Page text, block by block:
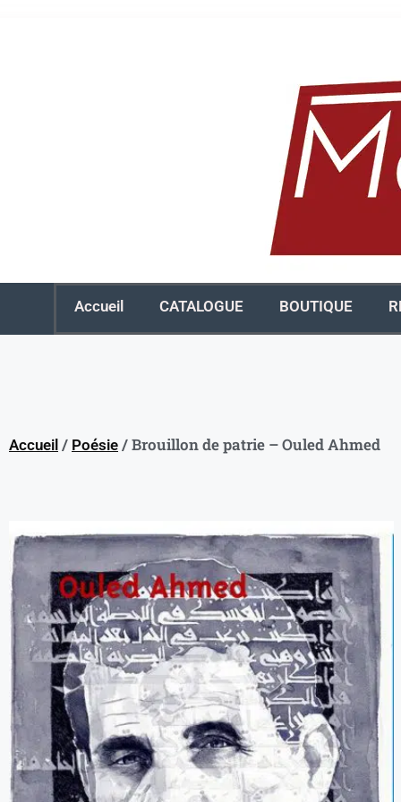
Accueil CATALOGUE BOUTIQUE
Accueil / Poésie / Brouillon de patrie – Ouled Ahmed